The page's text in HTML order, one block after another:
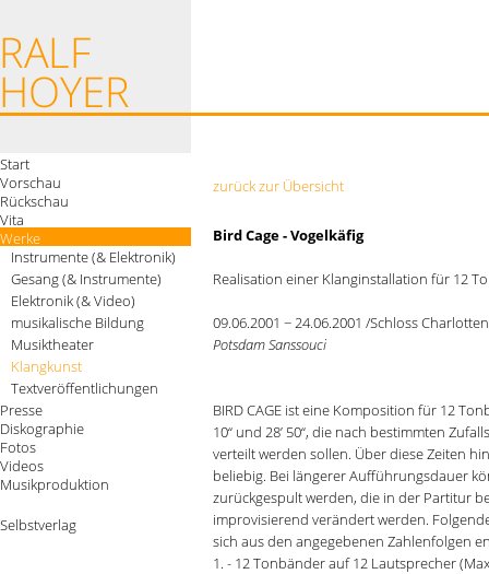
Start
Vorschau
Rückschau
Vita
Werke
Instrumente (& Elektronik)
Gesang (& Instrumente)
Elektronik (& Video)
musikalische Bildung
Musiktheater
Klangkunst
Textveröffentlichungen
Presse
Diskographie
Fotos
Videos
Musikproduktion
Selbstverlag
zurück zur Übersicht
Bird Cage - Vogelkäfig
Realisation einer Klanginstallation für 12
09.06.2001 − 24.06.2001 /Schloss
Potsdam Sanssouci
BIRD CAGE ist eine Komposition für 12
10“ und 28’ 50“, die nach bestimmten
verteilt werden sollen. Über diese Zeiten
beliebig. Bei längerer Aufführungsdauer
zurückgespult werden, die in der Partitur
improvisierend verändert werden.
sich aus den angegebenen Zahlenfolgen
1. - 12 Tonbänder auf 12 Lautsprecher